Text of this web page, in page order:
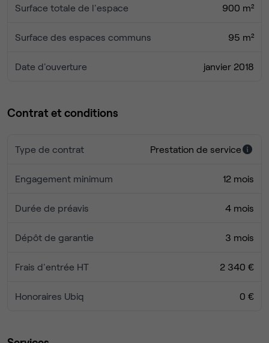
Surface totale de l'espace 900 m²
Surface des espaces communs 95 m²
Date d'ouverture janvier 2018
Contrat et conditions
Type de contrat Prestation de service
Engagement minimum 12 mois
Durée de préavis 4 mois
Dépôt de garantie 3 mois
Frais d'entrée HT 2 340 €
Honoraires Ubiq 0 €